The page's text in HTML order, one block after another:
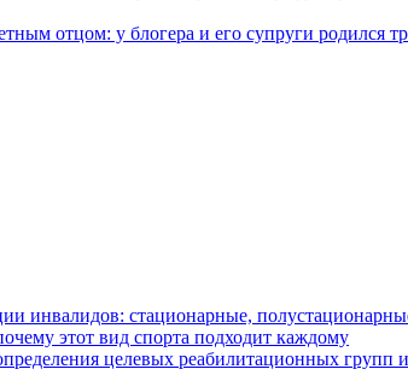
отцом: у блогера и его супруги родился
инвалидов: стационарные,
этот вид спорта подходит каждому
целевых реабилитационных